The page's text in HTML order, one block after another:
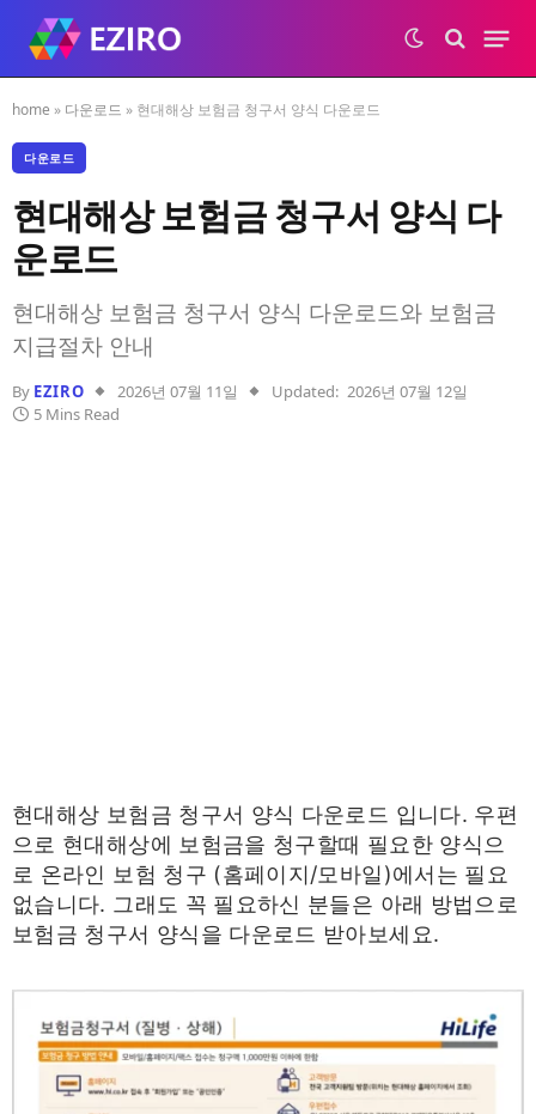
home » 다운로드 » 현대해상 보험금 청구서 양식 다운로드
다운로드
현대해상 보험금 청구서 양식 다
운로드
현대해상 보험금 청구서 양식 다운로드와 보험금
지급절차 안내
By EZIRO 2026년 07월 11일 Updated: 2026년 07월 12일
5 Mins Read
현대해상 보험금 청구서 양식 다운로드 입니다. 우편
으로 현대해상에 보험금을 청구할때 필요한 양식으
로 온라인 보험 청구 (홈페이지/모바일)에서는 필요
없습니다. 그래도 꼭 필요하신 분들은 아래 방법으로
보험금 청구서 양식을 다운로드 받아보세요.